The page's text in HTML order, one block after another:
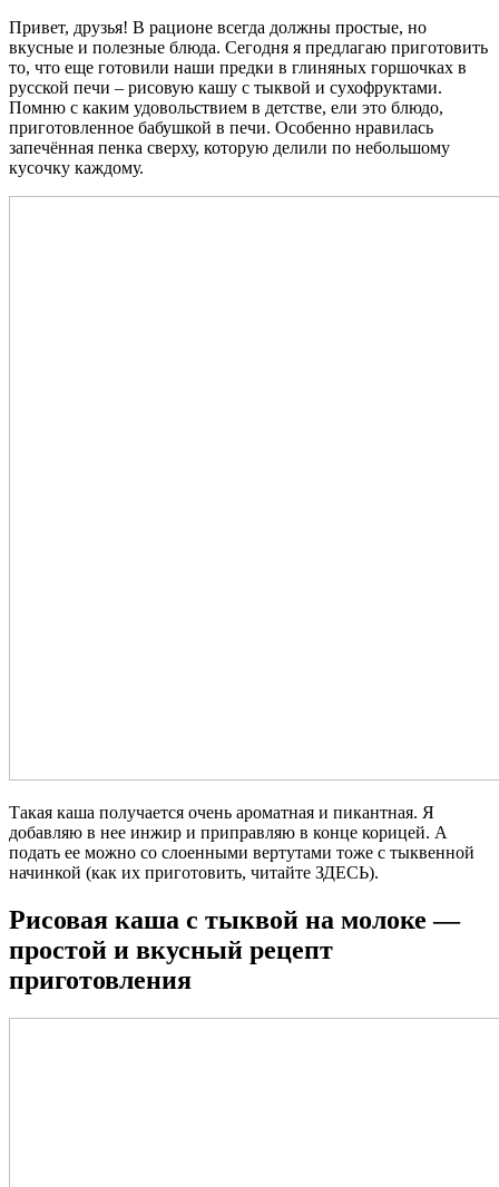
Привет, друзья! В рационе всегда должны простые, но
вкусные и полезные блюда. Сегодня я предлагаю приготовить
то, что еще готовили наши предки в глиняных горшочках в
русской печи – рисовую кашу с тыквой и сухофруктами.
Помню с каким удовольствием в детстве, ели это блюдо,
приготовленное бабушкой в печи. Особенно нравилась
запечённая пенка сверху, которую делили по небольшому
кусочку каждому.
Такая каша получается очень ароматная и пикантная. Я
добавляю в нее инжир и приправляю в конце корицей. А
подать ее можно со слоенными вертутами тоже с тыквенной
начинкой (как их приготовить, читайте ЗДЕСЬ).
Рисовая каша с тыквой на молоке —
простой и вкусный рецепт
приготовления